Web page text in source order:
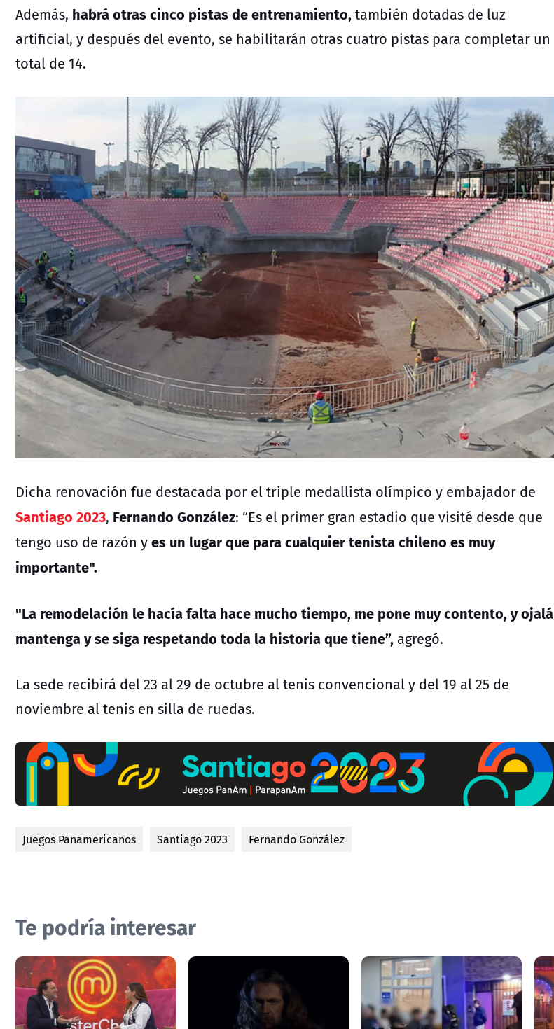
Además, habrá otras cinco pistas de entrenamiento,también dotadas de luz
artificial, y después del evento, se habilitarán otras cuatro pistas para completar un
total de 14.
Dicha renovación fue destacada por el triple medallista olímpico y embajador de
Santiago 2023, Fernando González: “Es el primer gran estadio que visité desde que
tengo uso de razón yes un lugar que para cualquier tenista chileno es muy
importante".
"La remodelación le hacía falta hace mucho tiempo, me pone muy contento, y ojalá
mantenga y se siga respetando toda la historia que tiene”, agregó.
La sede recibirá del 23 al 29 de octubre al tenis convencional y del 19 al 25 de
noviembre al tenis en silla de ruedas.
Juegos Panamericanos Santiago 2023 Fernando González
Te podría interesar